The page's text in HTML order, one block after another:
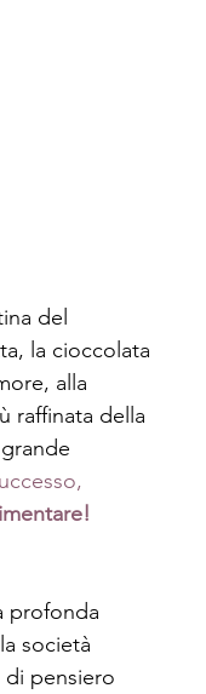
del
la cioccolata
alla
raffinata della
profonda
società
pensiero